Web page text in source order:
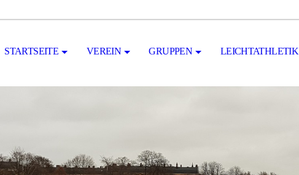
STARTSEITE VEREIN GRUPPEN LEICHTATHLETIK